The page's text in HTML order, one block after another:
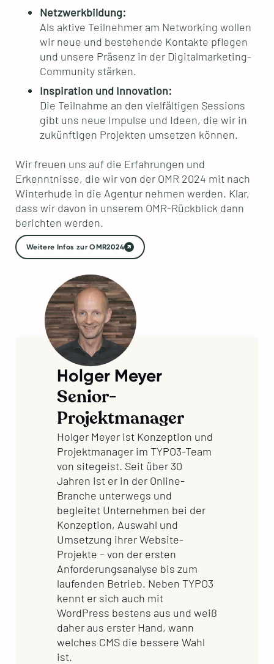
Netzwerkbildung:
Als aktive Teilnehmer am Networking wollen
wir neue und bestehende Kontakte pflegen
und unsere Präsenz in der Digitalmarketing-
Community stärken.
Inspiration und Innovation:
Die Teilnahme an den vielfältigen Sessions
gibt uns neue Impulse und Ideen, die wir in
zukünftigen Projekten umsetzen können.
Wir freuen uns auf die Erfahrungen und
Erkenntnisse, die wir von der OMR 2024 mit nach
Winterhude in die Agentur nehmen werden. Klar,
dass wir davon in unserem OMR-Rückblick dann
berichten werden.
Weitere Infos zur OMR2024
Holger Meyer
Senior-
Projektmanager
Holger Meyer ist Konzeption und
Projektmanager im TYPO3-Team
von sitegeist. Seit über 30
Jahren ist er in der Online-
Branche unterwegs und
begleitet Unternehmen bei der
Konzeption, Auswahl und
Umsetzung ihrer Website-
Projekte – von der ersten
Anforderungsanalyse bis zum
laufenden Betrieb. Neben TYPO3
kennt er sich auch mit
WordPress bestens aus und weiß
daher aus erster Hand, wann
welches CMS die bessere Wahl
ist.